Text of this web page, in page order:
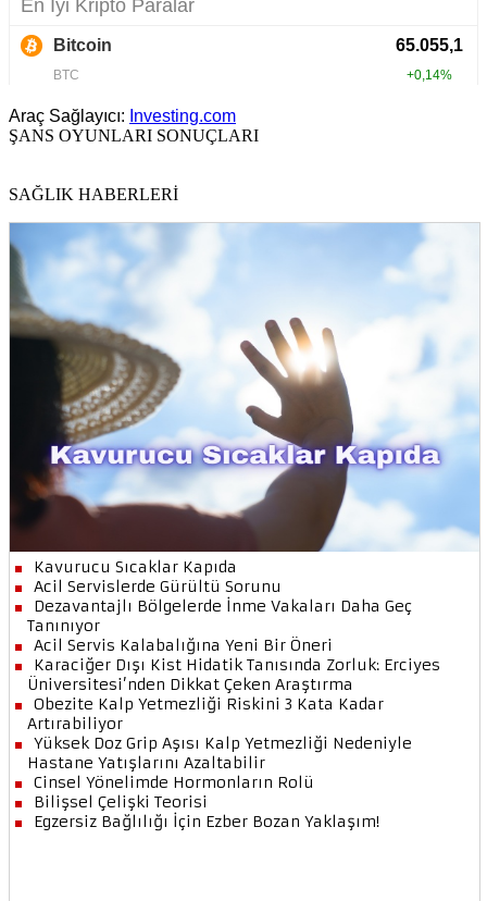
Araç Sağlayıcı: Investing.com
ŞANS OYUNLARI SONUÇLARI
SAĞLIK HABERLERİ